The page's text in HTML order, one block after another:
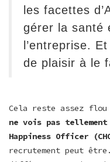
les facettes
gérer la santé
l’entreprise.
de plaisir à le
Cela reste assez flou
ne vois pas
Happiness Officer
recrutement peut